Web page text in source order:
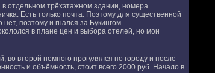
отдельном трёхэтажном здании, номера
Есть только почта. Поэтому для существенной
поэтому и гнался за Букингом.
в плане цен и выбора отелей, но мои
второй немного прогулялся по городу и после
и объёмность, стоит всего 2000 руб. Начало в